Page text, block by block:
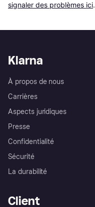
signaler des problèmes ici.
Klarna
À propos de nous
Carrières
Aspects juridiques
Presse
Confidentialité
Sécurité
La durabilité
Client